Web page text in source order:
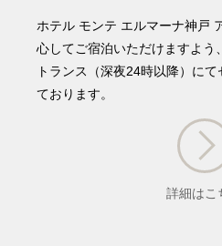
ホテル モンテ エルマーナ神戸
心してご宿泊いただけますよう
トランス（深夜24時以降）に
ております。
詳細はこ